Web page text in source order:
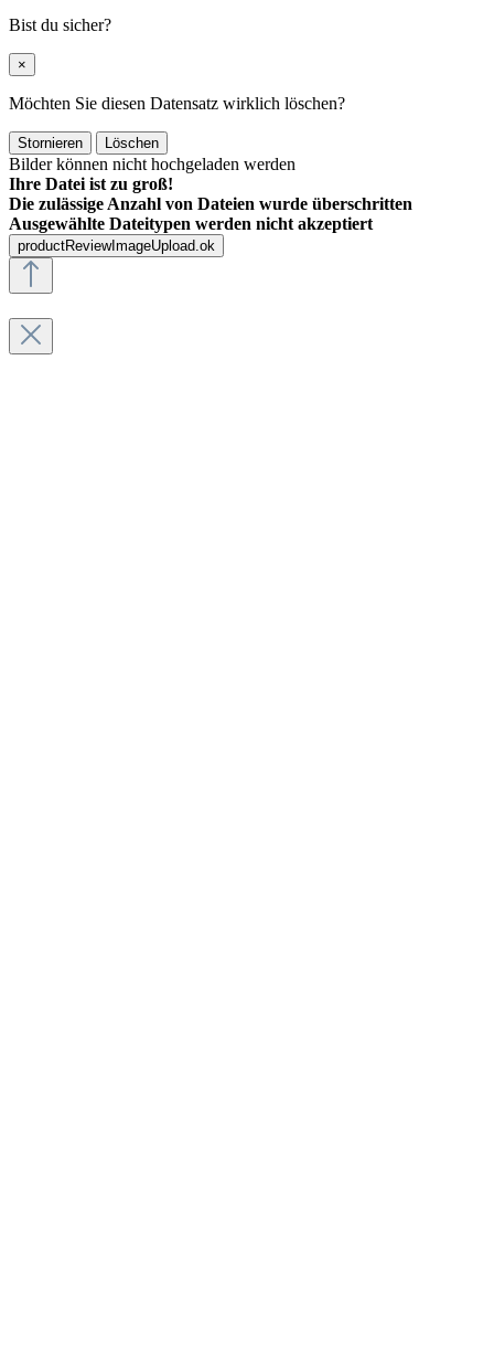
Bist du sicher?
×
Möchten Sie diesen Datensatz wirklich löschen?
Stornieren Löschen
Bilder können nicht hochgeladen werden
Ihre Datei ist zu groß!
Die zulässige Anzahl von Dateien wurde überschritten
Ausgewählte Dateitypen werden nicht akzeptiert
productReviewImageUpload.ok